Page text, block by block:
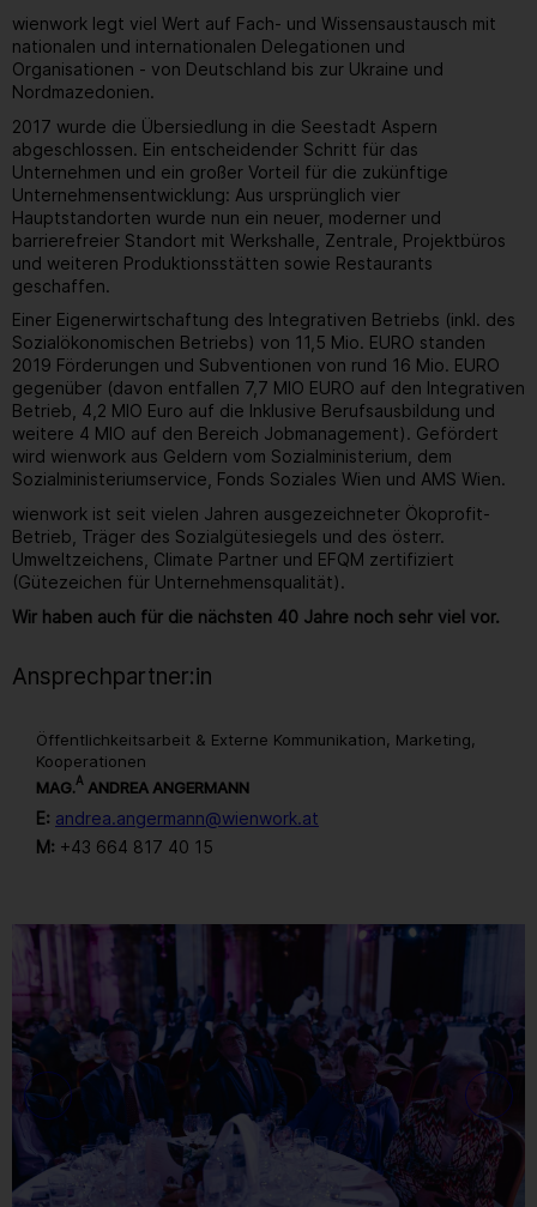
wienwork legt viel Wert auf Fach- und Wissensaustausch mit
nationalen und internationalen Delegationen und
Organisationen - von Deutschland bis zur Ukraine und
Nordmazedonien.
2017 wurde die Übersiedlung in die Seestadt Aspern
abgeschlossen. Ein entscheidender Schritt für das
Unternehmen und ein großer Vorteil für die zukünftige
Unternehmensentwicklung: Aus ursprünglich vier
Hauptstandorten wurde nun ein neuer, moderner und
barrierefreier Standort mit Werkshalle, Zentrale, Projektbüros
und weiteren Produktionsstätten sowie Restaurants
geschaffen.
Einer Eigenerwirtschaftung des Integrativen Betriebs (inkl. des
Sozialökonomischen Betriebs) von 11,5 Mio. EURO standen
2019 Förderungen und Subventionen von rund 16 Mio. EURO
gegenüber (davon entfallen 7,7 MIO EURO auf den Integrativen
Betrieb, 4,2 MIO Euro auf die Inklusive Berufsausbildung und
weitere 4 MIO auf den Bereich Jobmanagement). Gefördert
wird wienwork aus Geldern vom Sozialministerium, dem
Sozialministeriumservice, Fonds Soziales Wien und AMS Wien.
wienwork ist seit vielen Jahren ausgezeichneter Ökoprofit-
Betrieb, Träger des Sozialgütesiegels und des österr.
Umweltzeichens, Climate Partner und EFQM zertifiziert
(Gütezeichen für Unternehmensqualität).
Wir haben auch für die nächsten 40 Jahre noch sehr viel vor.
Ansprechpartner:in
Öffentlichkeitsarbeit & Externe Kommunikation, Marketing,
Kooperationen
MAG.A ANDREA ANGERMANN
E: andrea.angermann@wienwork.at
M: +43 664 817 40 15
14/ 259